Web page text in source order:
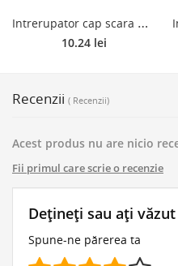
I
ntrerupator cap scara Niloe, Legrand 764501, alb
10.24 lei
Recenzii ( Recenzii)
Acest produs nu are nicio
Fii primul care scrie o recenzie
Dețineți sau ați
Spune-ne părerea ta